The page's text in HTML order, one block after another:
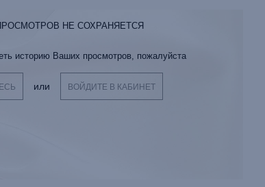
НЕ СОХРАНЯЕТСЯ
историю Ваших просмотров, пожалуйста
или ВОЙДИТЕ В КАБИНЕТ